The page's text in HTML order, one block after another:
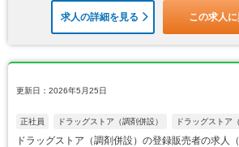
求人の詳細を見る この求人
更新日：2026年5月25日
正社員 ドラッグストア（調剤併設） ドラッグストア
ドラッグストア（調剤併設）の登録販売者の求